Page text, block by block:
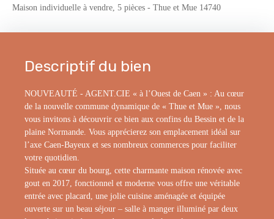
Maison individuelle à vendre, 5 pièces - Thue et Mue 14740
Descriptif du bien
NOUVEAUTÉ - AGENT.CIE « à l’Ouest de Caen » : Au cœur
de la nouvelle commune dynamique de « Thue et Mue », nous
vous invitons à découvrir ce bien aux confins du Bessin et de la
plaine Normande. Vous apprécierez son emplacement idéal sur
l’axe Caen-Bayeux et ses nombreux commerces pour faciliter
votre quotidien.
Située au cœur du bourg, cette charmante maison rénovée avec
gout en 2017, fonctionnel et moderne vous offre une véritable
entrée avec placard, une jolie cuisine aménagée et équipée
ouverte sur un beau séjour – salle à manger illuminé par deux